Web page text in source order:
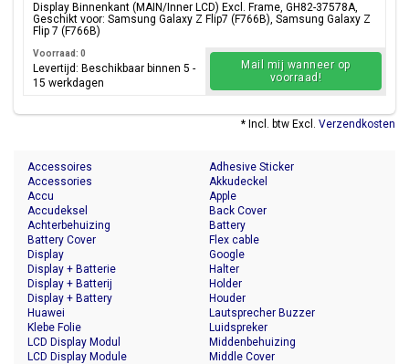
Display Binnenkant (MAIN/Inner LCD) Excl. Frame, GH82-37578A,
Geschikt voor: Samsung Galaxy Z Flip7 (F766B), Samsung Galaxy Z
Flip 7 (F766B)
Voorraad: 0
Levertijd: Beschikbaar binnen 5 -
15 werkdagen
Mail mij wanneer op
voorraad!
* Incl. btw Excl. Verzendkosten
Accessoires
Accessories
Accu
Accudeksel
Achterbehuizing
Adhesive Sticker
Akkudeckel
Apple
Back Cover
Battery
Battery Cover
Display
Display + Batterie
Display + Batterij
Display + Battery
Flex cable
Google
Halter
Holder
Houder
Huawei
Klebe Folie
LCD Display Modul
LCD Display Module
Lautsprecher Buzzer
Luidspreker
Middenbehuizing
Middle Cover